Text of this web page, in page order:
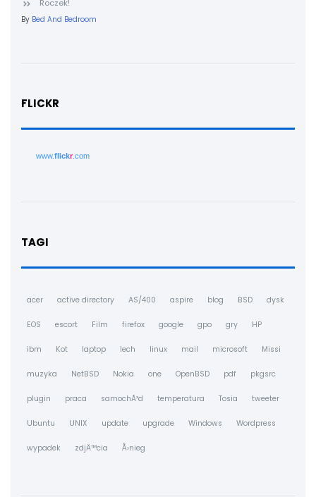
Roczek!
By Bed And Bedroom
FLICKR
www.flickr.com
TAGI
acer active directory AS/400 aspire blog BSD dysk
EOS escort Film firefox google gpo gry HP
ibm Kot laptop lech linux mail microsoft Missi
muzyka NetBSD Nokia one OpenBSD pdf pkgsrc
plugin praca samochÃ³d temperatura Tosia tweeter
Ubuntu UNIX update upgrade Windows Wordpress
wypadek zdjÄ™cia Å›nieg